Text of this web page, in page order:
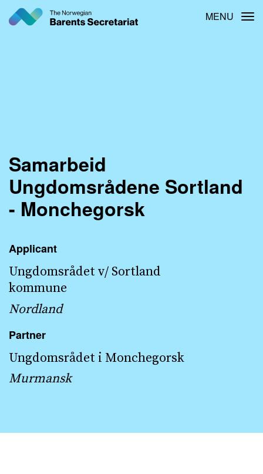
Skip
MENU
Samarbeid
Ungdomsrådene Sortland
- Monchegorsk
Applicant
Ungdomsrådet v/ Sortland
kommune
Nordland
Partner
Ungdomsrådet i Monchegorsk
Murmansk